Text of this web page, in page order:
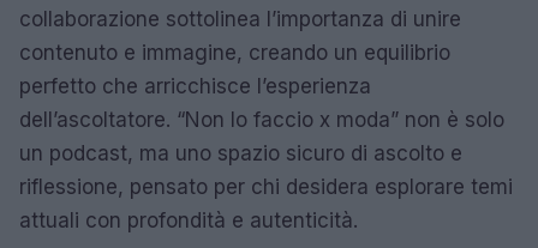
collaborazione sottolinea l’importanza di unire
contenuto e immagine, creando un equilibrio
perfetto che arricchisce l’esperienza
dell’ascoltatore. “Non lo faccio x moda” non è solo
un podcast, ma uno spazio sicuro di ascolto e
riflessione, pensato per chi desidera esplorare temi
attuali con profondità e autenticità.